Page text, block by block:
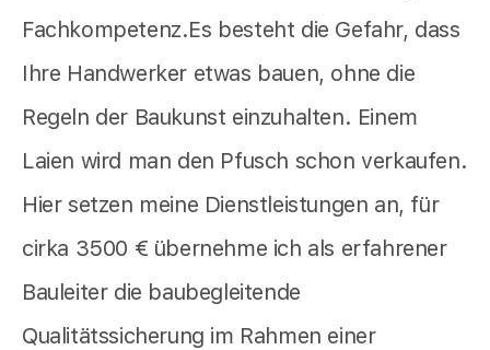
Fachkompetenz.Es besteht die Gefahr, dass
Ihre Handwerker etwas bauen, ohne die
Regeln der Baukunst einzuhalten. Einem
Laien wird man den Pfusch schon verkaufen.
Hier setzen meine Dienstleistungen an, für
cirka 3500 € übernehme ich als erfahrener
Bauleiter die baubegleitende
Qualitätssicherung im Rahmen einer